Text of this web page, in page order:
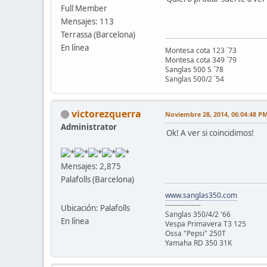
Full Member
Mensajes: 113
Terrassa (Barcelona)
En línea
Montesa cota 123 ´73
Montesa cota 349 ´79
Sanglas 500 S ´78
Sanglas 500/2 ´54
victorezquerra
Administrator
Mensajes: 2,875
Palafolls (Barcelona)
Ubicación: Palafolls
En línea
Noviembre 28, 2014, 06:04:48
Ok! A ver si coincidimos!
www.sanglas350.com
---------------
Sanglas 350/4/2 '66
Vespa Primavera T3 125
Ossa "Pepsi" 250T
Yamaha RD 350 31K